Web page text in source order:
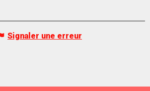
Signaler une erreur